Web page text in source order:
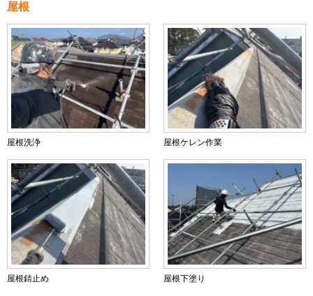
屋根
屋根洗浄 屋根ケレン作業
屋根錆止め 屋根下塗り